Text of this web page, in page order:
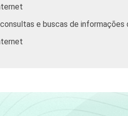
39
e buscas de